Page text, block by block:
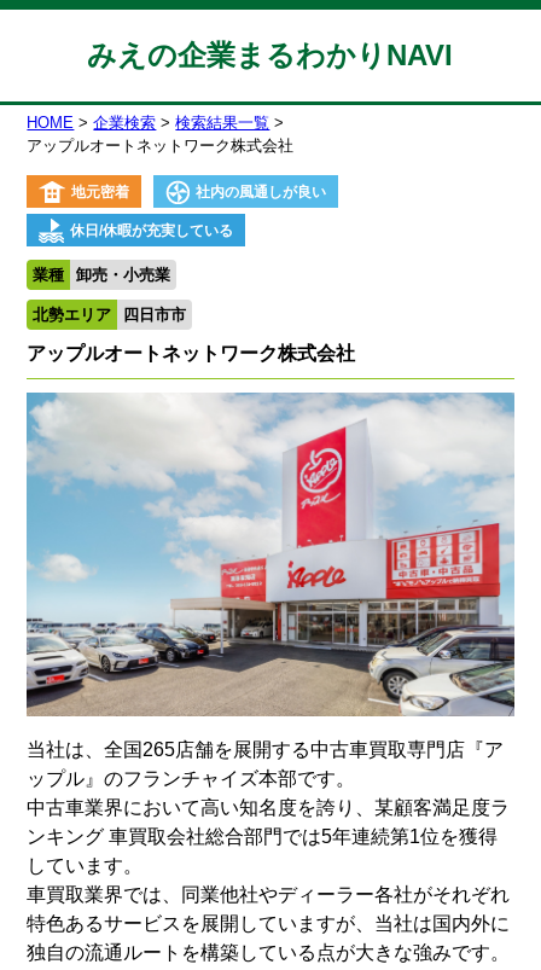
みえの企業まるわかりNAVI
HOME 企業検索
検索結果一覧
アップルオートネットワーク株式会社
地元密着 社内の風通しが良い
休日/休暇が充実している
業種 卸売・小売業
北勢エリア 四日市市
アップルオートネットワーク株式会社
当社は、全国265店舗を展開する中古車買取専門店『ア
ップル』のフランチャイズ本部です。
中古車業界において高い知名度を誇り、某顧客満足度ラ
ンキング 車買取会社総合部門では5年連続第1位を獲得
しています。
車買取業界では、同業他社やディーラー各社がそれぞれ
特色あるサービスを展開していますが、当社は国内外に
独自の流通ルートを構築している点が大きな強みです。